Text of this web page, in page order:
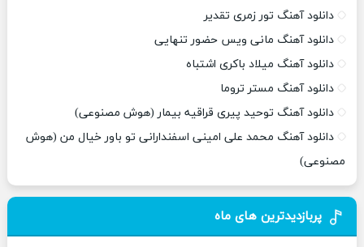
دانلود آهنگ تور زمری تقدیر
دانلود آهنگ مانی ویس حضور تنهایی
دانلود آهنگ میلاد باکری اشتباه
دانلود آهنگ مستر تروما
دانلود آهنگ توحید پیری قراقیه بیمار (هوش مصنوعی)
دانلود آهنگ محمد علی امینی اسفندارانی تو باور خیال من (هوش
مصنوعی)
پربازدیدترین های ماه